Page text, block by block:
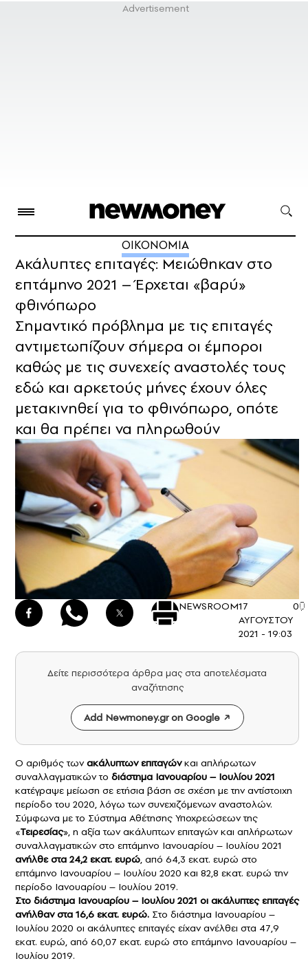
ΟΙΚΟΝΟΜΙΑ
Ακάλυπτες επιταγές: Μειώθηκαν στο
επτάμηνο 2021 – Έρχεται «βαρύ»
φθινόπωρο
Σημαντικό πρόβλημα με τις επιταγές
αντιμετωπίζουν σήμερα οι έμποροι
καθώς με τις συνεχείς αναστολές τους
εδώ και αρκετούς μήνες έχουν όλες
μετακινηθεί για το φθινόπωρο, οπότε
και θα πρέπει να πληρωθούν
NEWSROOM17
ΑΥΓΟΥΣΤΟΥ
2021 - 19:03
0
Δείτε περισσότερα άρθρα μας στα αποτελέσματα
αναζήτησης
Add Newmoney.gr on Google
Ο αριθμός τωνακάλυπτων επιταγώνκαι απλήρωτων
συναλλαγματικών το διάστημα Ιανουαρίου – Ιουλίου 2021
κατέγραψε μείωση σε ετήσια βάση σε σχέση με την αντίστοιχη
περίοδο του 2020, λόγω των συνεχιζόμενων αναστολών.
Σύμφωνα με το Σύστημα Αθέτησης Υποχρεώσεων της
«Τειρεσίας», η αξία των ακάλυπτων επιταγών και απλήρωτων
συναλλαγματικών στο επτάμηνο Ιανουαρίου – Ιουλίου 2021
ανήλθε στα 24,2 εκατ. ευρώ, από 64,3 εκατ. ευρώ στο
επτάμηνο Ιανουαρίου – Ιουλίου 2020 και 82,8 εκατ. ευρώ την
περίοδο Ιανουαρίου – Ιουλίου 2019.
Στο διάστημα Ιανουαρίου – Ιουλίου 2021 οι ακάλυπτες επιταγές
ανήλθαν στα 16,6 εκατ. ευρώ. Στο διάστημα Ιανουαρίου –
Ιουλίου 2020 οι ακάλυπτες επιταγές είχαν ανέλθει στα 47,9
εκατ. ευρώ, από 60,07 εκατ. ευρώ στο επτάμηνο Ιανουαρίου –
Ιουλίου 2019.